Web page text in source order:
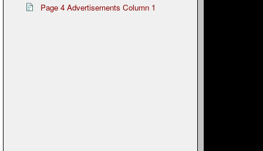
Page 4 Advertisements Column 1